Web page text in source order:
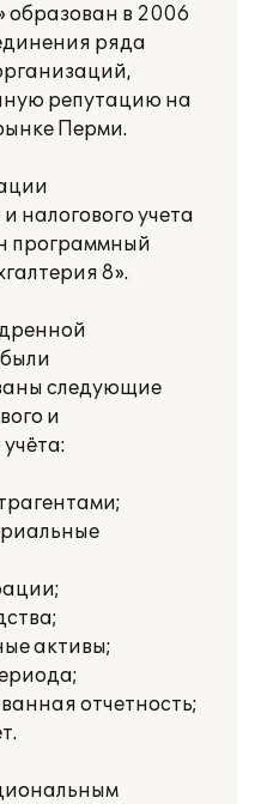
образован в 2006
ряда
репутацию на
Перми.
налогового учета
программный
8».
следующие
и
активы;
отчетность;